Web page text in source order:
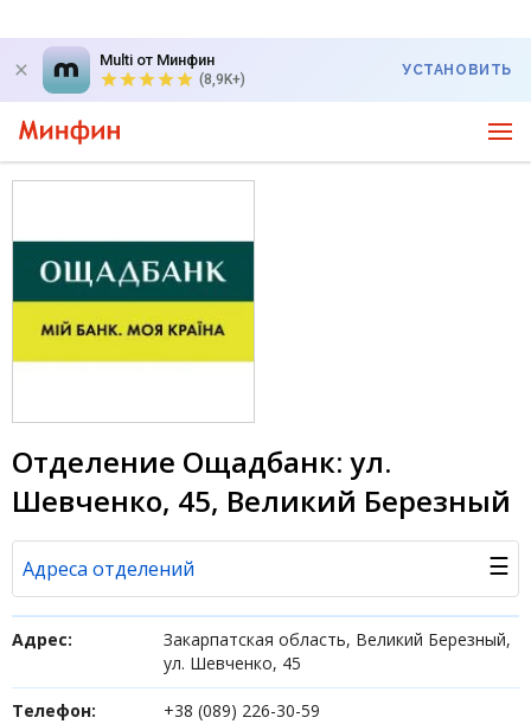
Multi от Минфин
(8,9K+)
УСТАНОВИТЬ
Отделение Ощадбанк: ул.
Шевченко, 45, Великий Березный
Адреса отделений
Банк в новостях
Вопросы банку
☰
Адрес:
Закарпатская область, Великий Березный,
ул. Шевченко, 45
Телефон: +38 (089) 226-30-59